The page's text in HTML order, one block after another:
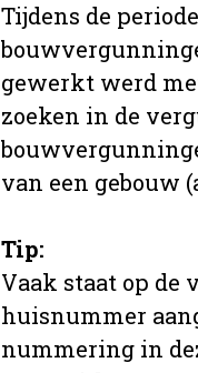
Tijdens de
gewerkt werd
zoeken in de
van een gebouw
Tip:
Vaak staat op
huisnummer
nummering in